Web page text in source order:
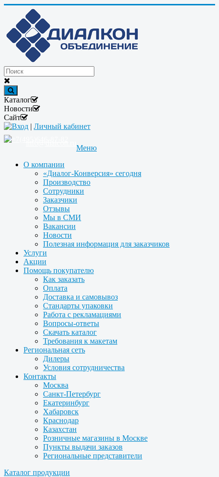
Каталог
Новости
Сайт
Вход | Личный кабинет
Меню
О компании
«Диалог-Конверсия» сегодня
Производство
Сотрудники
Заказчики
Отзывы
Мы в СМИ
Вакансии
Новости
Полезная информация для заказчиков
Услуги
Акции
Помощь покупателю
Как заказать
Оплата
Доставка и самовывоз
Стандарты упаковки
Работа с рекламациями
Вопросы-ответы
Скачать каталог
Требования к макетам
Региональная сеть
Дилеры
Условия сотрудничества
Контакты
Москва
Санкт-Петербург
Екатеринбург
Хабаровск
Краснодар
Казахстан
Розничные магазины в Москве
Пункты выдачи заказов
Региональные представители
Каталог продукции